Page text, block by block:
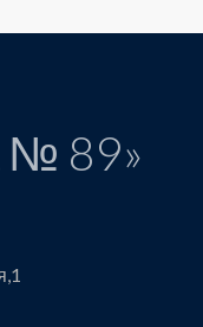
89»